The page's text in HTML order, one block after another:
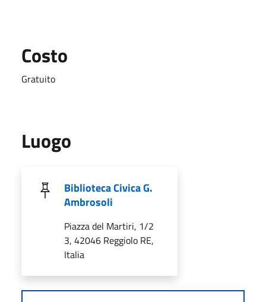
Costo
Gratuito
Luogo
Biblioteca Civica G.
Ambrosoli
Piazza del Martiri, 1/2
3, 42046 Reggiolo RE,
Italia